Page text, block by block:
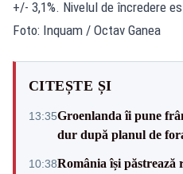
+/- 3,1%. Nivelul de încredere
Foto: Inquam / Octav Ganea
CITEȘTE ȘI
13:35Groenlanda îi pune
dur după planul de
10:38România își păstrează